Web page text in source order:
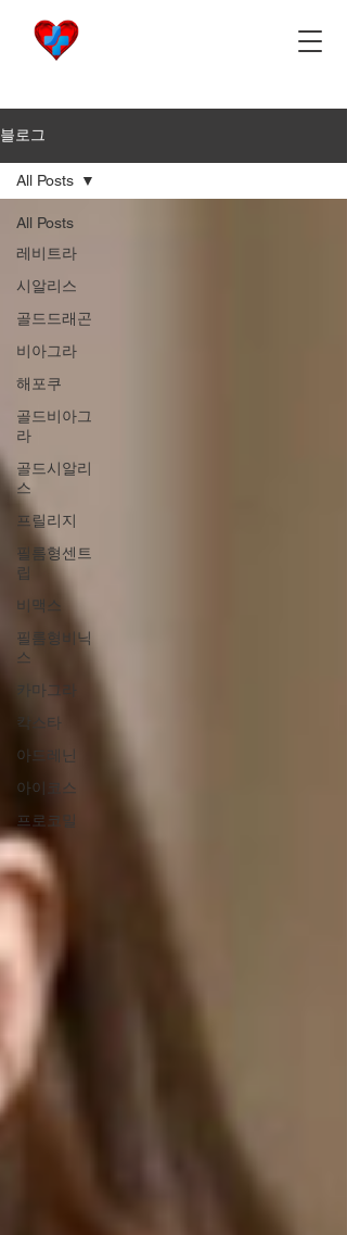
블로그
All Posts
레비트라
시알리스
골드드래곤
비아그라
해포쿠
골드비아그
라
골드시알리
스
프릴리지
필름형센트
립
비맥스
필름형비닉
스
카마그라
칵스타
아드레닌
아이코스
프로코밀
All Posts